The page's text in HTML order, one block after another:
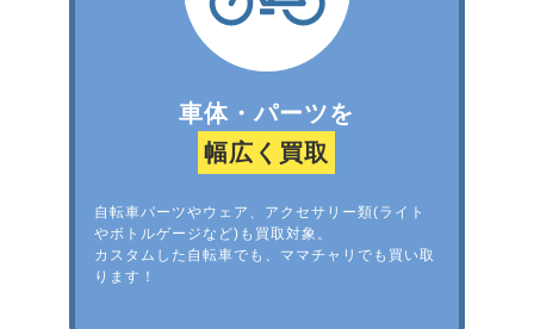
車体・パーツを
幅広く買取
自転車パーツやウェア、アクセサリー類(ライト
やボトルゲージなど)も買取対象。
カスタムした自転車でも、ママチャリでも買い取
ります！